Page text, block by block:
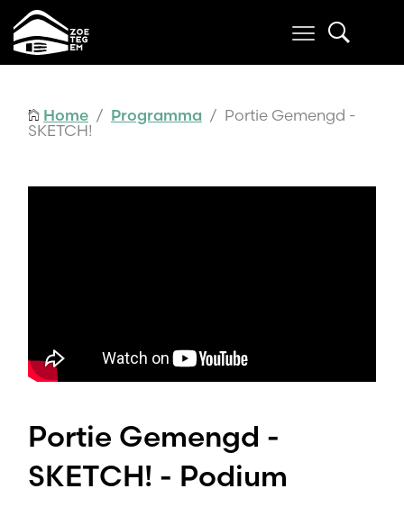
Home / Programma / Portie Gemengd -
SKETCH!
Portie Gemengd -
SKETCH! - Podium